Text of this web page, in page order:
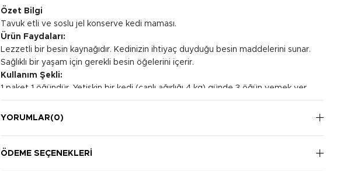
Özet Bilgi
Tavuk etli ve soslu jel konserve kedi maması.
Ürün Faydaları:
Lezzetli bir besin kaynağıdır. Kedinizin ihtiyaç duyduğu besin maddelerini sunar.
Sağlıklı bir yaşam için gerekli besin öğelerini içerir.
Kullanım Şekli:
1 paket 1 öğündür. Yetişkin bir kedi (canlı ağırlığı 4 kg) günde 3 öğün yemek yer.
YORUMLAR(0)
ÖDEME SEÇENEKLERI